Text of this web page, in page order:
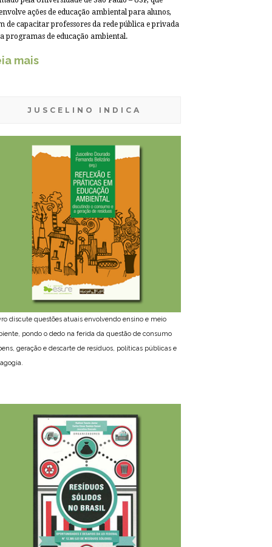
ações de educação ambiental para alunos,
de capacitar professores da rede pública e privada
programas de educação ambiental.
mais
JUSCELINO INDICA
discute questões atuais envolvendo ensino e meio
pondo o dedo na ferida da questão de consumo
geração e descarte de resíduos, políticas públicas e